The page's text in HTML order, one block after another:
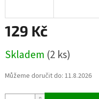
129 Kč
cena:
Skladem (2 ks)
Můžeme doručit do: 11.8.2026